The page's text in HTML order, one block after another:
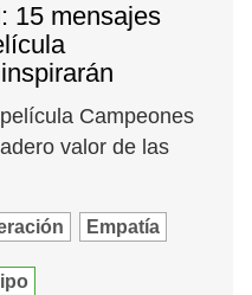
15 mensajes
Campeones
valor de las
Empatía